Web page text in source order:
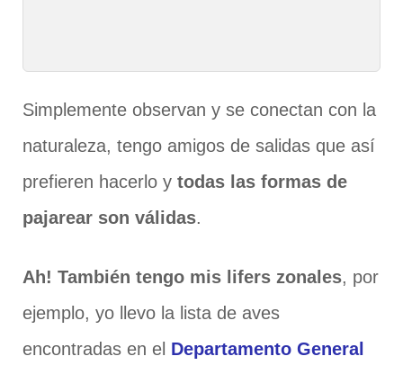
Simplemente observan y se conectan con la
naturaleza, tengo amigos de salidas que así
prefieren hacerlo y todas las formas de
pajarear son válidas.
Ah! También tengo mis lifers zonales, por
ejemplo, yo llevo la lista de aves
encontradas en el Departamento General